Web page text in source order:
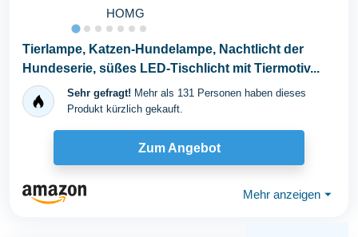
HOMG
Tierlampe, Katzen-Hundelampe, Nachtlicht der
Hundeserie, süßes LED-Tischlicht mit Tiermotiv...
Sehr gefragt! Mehr als 131 Personen haben dieses
Produkt kürzlich gekauft.
Zum Angebot
Mehr anzeigen ⏷